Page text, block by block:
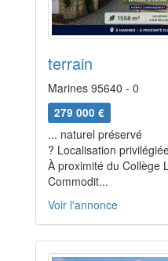
terrain
Marines 95640 - 0
279 000 €
... naturel préservé
? Localisation
À proximité du Collège
Commodit...
Voir l'annonce